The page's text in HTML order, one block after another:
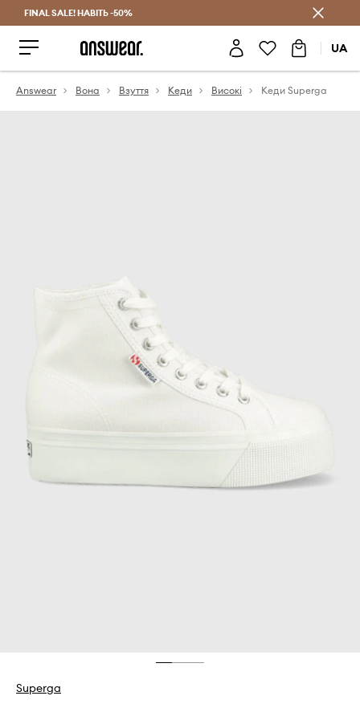
Заощаджуй з Answear Club
FINAL SALE! НАВІТЬ -50%
UA
Answear Вона Взуття Кеди Високі Кеди Superga
Superga